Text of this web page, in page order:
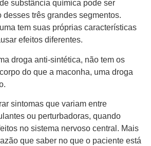
substância química pode ser
desses três grandes segmentos.
tem suas próprias características
efeitos diferentes.
droga anti-sintética, não tem os
do que a maconha, uma droga
sintomas que variam entre
ou perturbadoras, quando
no sistema nervoso central. Mais
que saber no que o paciente está